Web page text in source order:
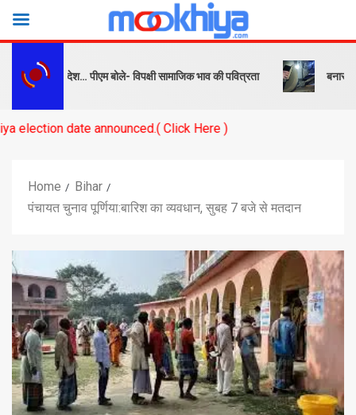
और संदेश… पीएम बोले- विपक्षी सामाजिक भाव की पवित्रता बनारस स्टेशन
announced.( Click Here )
Home
Bihar
पंचायत चुनाव पूर्णिया:बारिश का व्यवधान, सुबह 7 बजे से मतदान